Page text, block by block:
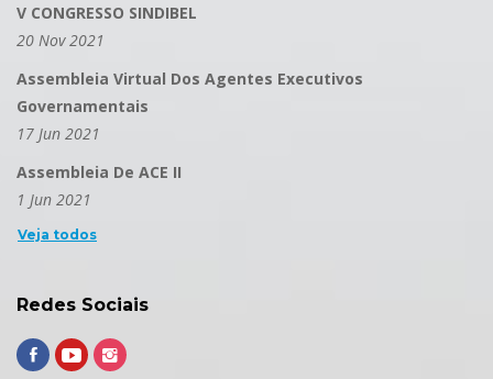
V CONGRESSO SINDIBEL
20 Nov 2021
Assembleia Virtual Dos Agentes Executivos
Governamentais
17 Jun 2021
Assembleia De ACE II
1 Jun 2021
Veja todos
Redes Sociais